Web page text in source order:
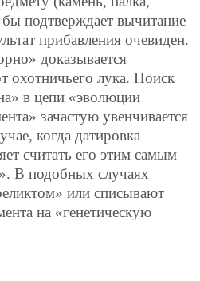
бы подтверждает вычитание
прибавления очевиден.
доказывается
охотничьего лука. Поиск
в цепи «эволюции
зачастую увенчивается
когда датировка
считать его этим самым
В подобных случаях
или списывают
на «генетическую